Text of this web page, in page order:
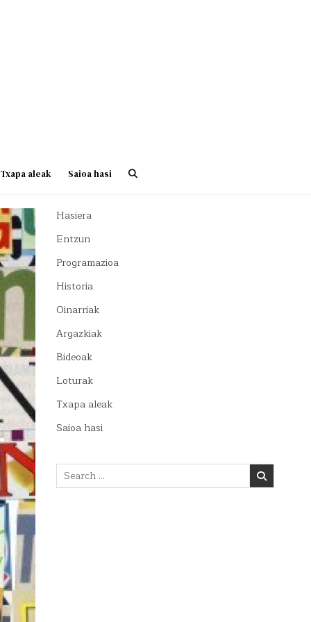
Txapa aleak Saioa hasi
Hasiera
Entzun
Programazioa
Historia
Oinarriak
Argazkiak
Bideoak
Loturak
Txapa aleak
Saioa hasi
Search
for: